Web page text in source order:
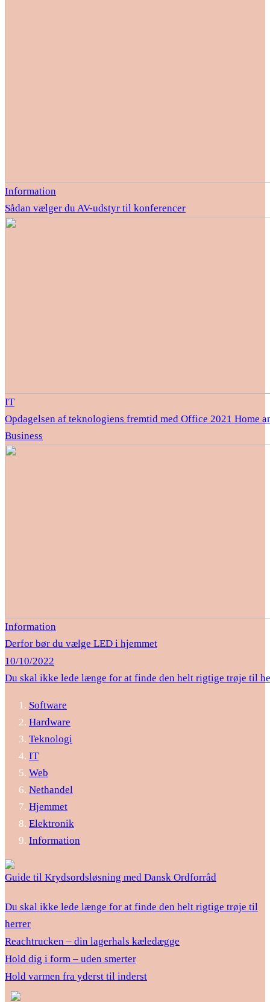
Information
Sådan vælger du AV-udstyr til konferencer
IT
Opdagelsen af teknologiens fremtid med Office 2021 Home
Business
Information
Derfor bør du vælge LED i hjemmet
10/10/2022
Du skal ikke lede længe for at finde den helt rigtige trøje til
Software
Hardware
Teknologi
IT
Web
Nethandel
Hjemmet
Elektronik
Information
Guide til Krydsordsløsning med Dansk Ordforråd
Du skal ikke lede længe for at finde den helt rigtige trøje til
herrer
Reachtrucken – din lagerhals kæledægge
Hold dig i form – uden smerter
Hold varmen fra yderst til inderst